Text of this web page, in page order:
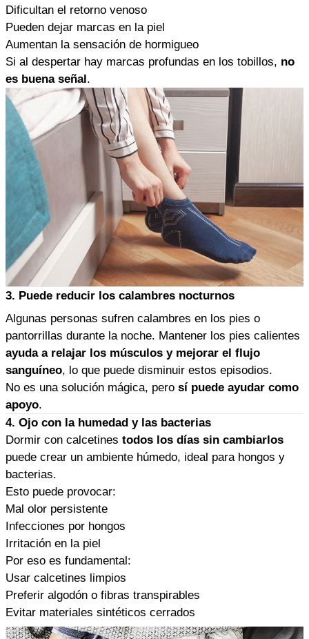
Dificultan el retorno venoso
Pueden dejar marcas en la piel
Aumentan la sensación de hormigueo
Si al despertar hay marcas profundas en los tobillos, no
es buena señal.
3. Puede reducir los calambres nocturnos
Algunas personas sufren calambres en los pies o
pantorrillas durante la noche. Mantener los pies calientes
ayuda a relajar los músculos y mejorar el flujo
sanguíneo, lo que puede disminuir estos episodios.
No es una solución mágica, pero sí puede ayudar como
apoyo.
4. Ojo con la humedad y las bacterias
Dormir con calcetines todos los días sin cambiarlos
puede crear un ambiente húmedo, ideal para hongos y
bacterias.
Esto puede provocar:
Mal olor persistente
Infecciones por hongos
Irritación en la piel
Por eso es fundamental:
Usar calcetines limpios
Preferir algodón o fibras transpirables
Evitar materiales sintéticos cerrados